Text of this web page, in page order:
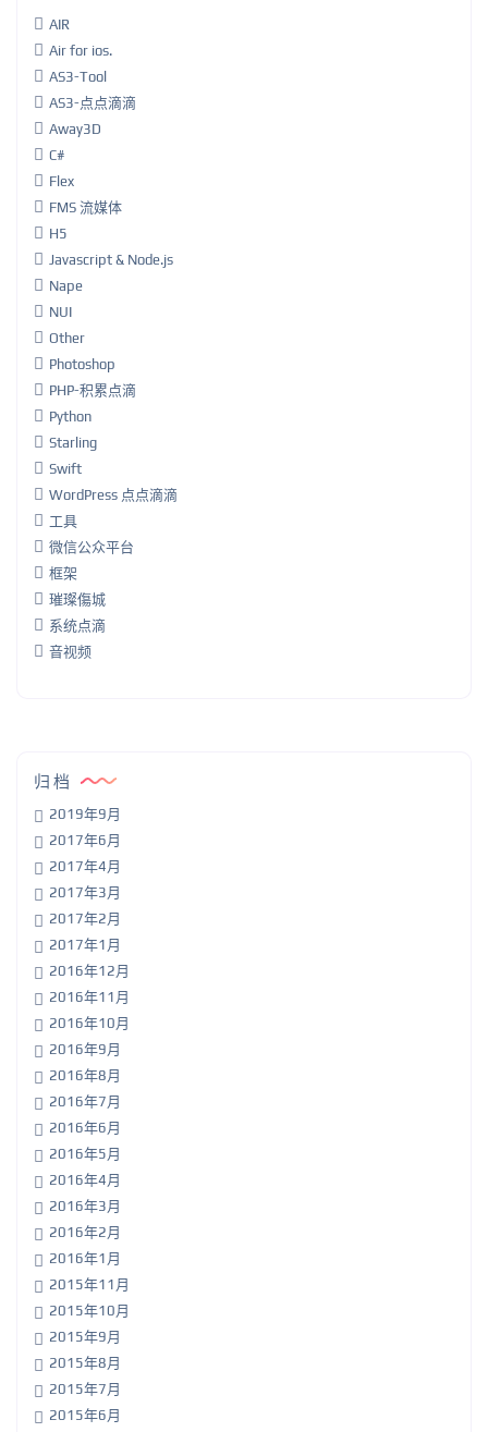
AIR
Air for ios.
AS3-Tool
AS3-点点滴滴
Away3D
C#
Flex
FMS 流媒体
H5
Javascript & Node.js
Nape
NUI
Other
Photoshop
PHP-积累点滴
Python
Starling
Swift
WordPress 点点滴滴
工具
微信公众平台
框架
璀璨傷城
系统点滴
音视频
归档
2019年9月
2017年6月
2017年4月
2017年3月
2017年2月
2017年1月
2016年12月
2016年11月
2016年10月
2016年9月
2016年8月
2016年7月
2016年6月
2016年5月
2016年4月
2016年3月
2016年2月
2016年1月
2015年11月
2015年10月
2015年9月
2015年8月
2015年7月
2015年6月